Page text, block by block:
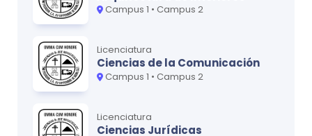
MATERIA
CRÉDITOS
Psicología Clínica 5 0
Campus 1 • Campus 2
Licenciatura
Ciencias de la Comunicación
Campus 1 • Campus 2
Licenciatura
Ciencias Jurídicas